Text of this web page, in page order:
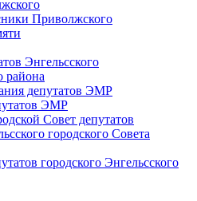
Приволжского
Энгельсского
района
депутатов ЭМР
ЭМР
Совет депутатов
городского Совета
городского Энгельсского